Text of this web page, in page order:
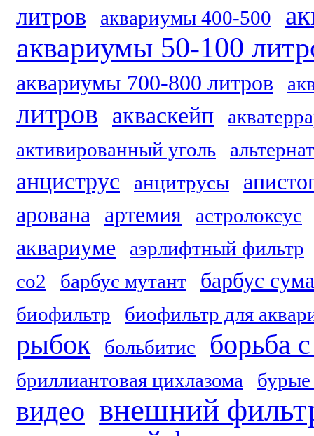
литров аквариумы 400-500
аквариумы 50-100
аквариумы 700-800 литров
литров акваскейп
активированный уголь
анциструс анцитрусы
арована артемия астролоксус
аквариуме
аэрлифтный фильтр
со2
барбус мутант барбус
биофильтр биофильтр для
рыбок больбитис борьба
бриллиантовая цихлазома
видео внешний